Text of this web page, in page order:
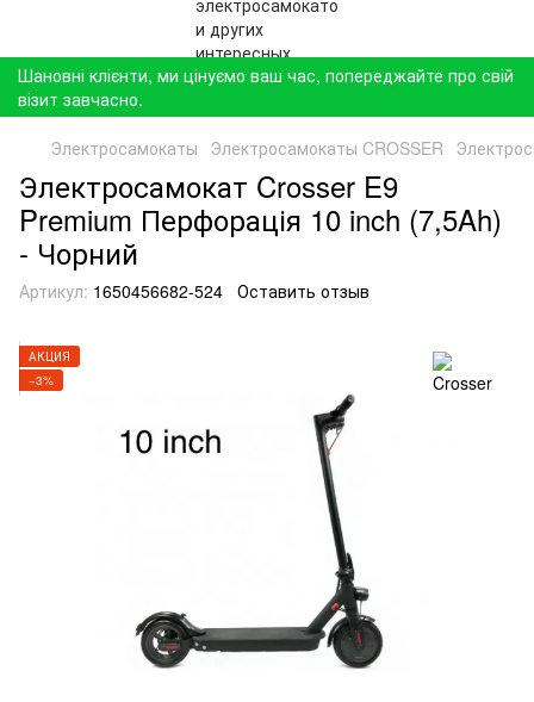
Шановні клієнти, ми цінуємо ваш час, попереджайте про свій
візит завчасно.
Электросамокаты Электросамокаты CROSSER
Электросамокат Crosser E9
Premium Перфорація 10 inch (7,5Ah)
- Чорний
Артикул: 1650456682-524 Оставить отзыв
АКЦИЯ
−3%